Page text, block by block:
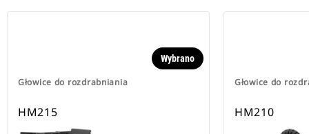
Głowice do rozdrabniania
Wybrano
HM215
Głowice do
HM210